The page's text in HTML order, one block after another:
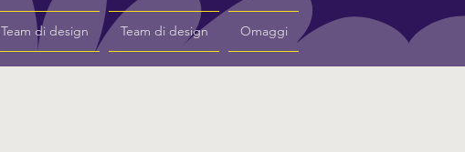
Team di design Team di design Omaggi